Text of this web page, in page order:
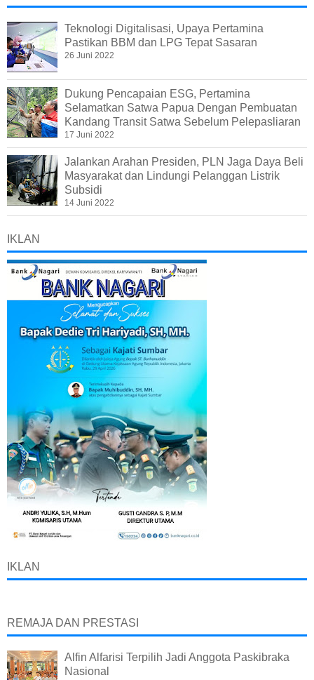
Teknologi Digitalisasi, Upaya Pertamina
Pastikan BBM dan LPG Tepat Sasaran
26 Juni 2022
Dukung Pencapaian ESG, Pertamina
Selamatkan Satwa Papua Dengan Pembuatan
Kandang Transit Satwa Sebelum Pelepasliaran
17 Juni 2022
Jalankan Arahan Presiden, PLN Jaga Daya Beli
Masyarakat dan Lindungi Pelanggan Listrik
Subsidi
14 Juni 2022
IKLAN
IKLAN
REMAJA DAN PRESTASI
Alfin Alfarisi Terpilih Jadi Anggota Paskibraka
Nasional